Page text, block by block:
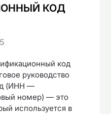
КОД
код
руководство
(ИНН —
номер) — это
используется в